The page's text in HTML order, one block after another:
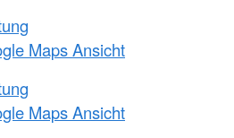
Maps Ansicht
Maps Ansicht